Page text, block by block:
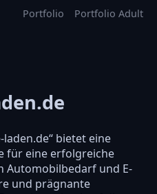
Portfolio Portfolio Adult
bietet eine
für eine erfolgreiche
Automobilbedarf und E-
und prägnante